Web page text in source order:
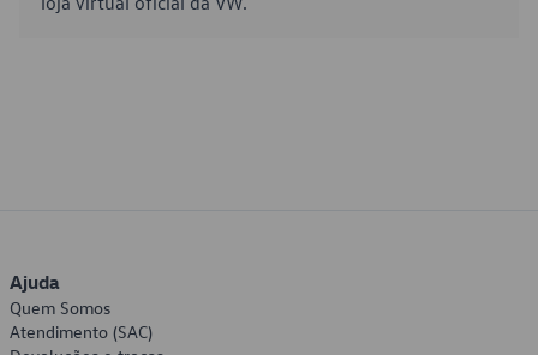
Ajuda
Quem Somos
Atendimento (SAC)